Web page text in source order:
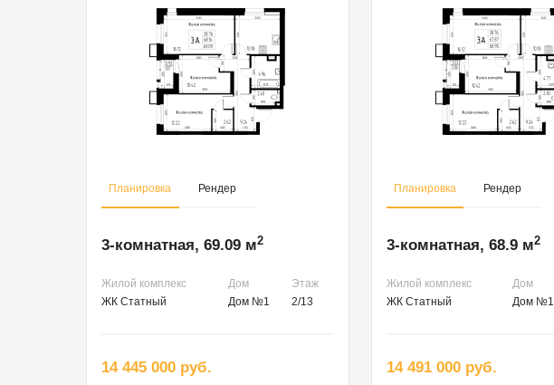
Планировка Рендер
3-комнатная, 69.09 м2
Жилой комплекс Дом
Этаж
ЖК Статный
Дом №1 2/13
14 445 000 руб.
Планировка Рендер
3-комнатная, 68.9 м2
Жилой комплекс Дом
ЖК Статный
Дом №1
14 491 000 руб.